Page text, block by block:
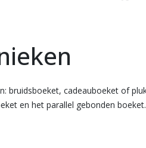
bruidsboeket, cadeauboeket of
en het parallel gebonden